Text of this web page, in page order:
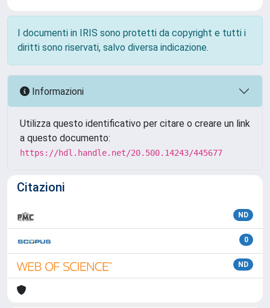
I documenti in IRIS sono protetti da copyright e tutti i
diritti sono riservati, salvo diversa indicazione.
Informazioni
Utilizza questo identificativo per citare o creare un link
a questo documento:
https://hdl.handle.net/20.500.14243/445677
Citazioni
ND
0
ND